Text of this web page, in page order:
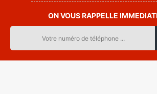
ON VOUS RAPPELLE